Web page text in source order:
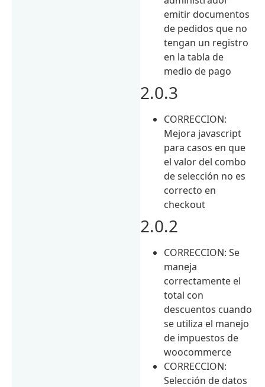
emitir documentos
de pedidos que no
tengan un registro
en la tabla de
medio de pago
2.0.3
CORRECCION:
Mejora javascript
para casos en que
el valor del combo
de selección no es
correcto en
checkout
2.0.2
CORRECCION: Se
maneja
correctamente el
total con
descuentos cuando
se utiliza el manejo
de impuestos de
woocommerce
CORRECCION:
Selección de datos